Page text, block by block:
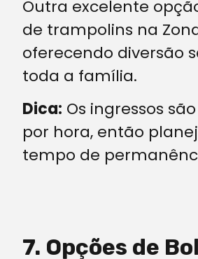
Outra excelente
de trampolins na
oferecendo diversão
toda a família.
Dica: Os ingressos
por hora, então
tempo de
7. Opções de